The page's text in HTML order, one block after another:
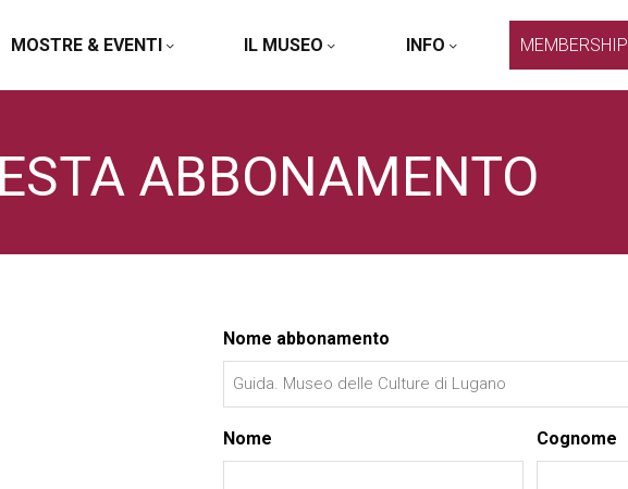
MOSTRE & EVENTI IL MUSEO INFO MEMBERSHIP
ABBONAMENTO
Nome abbonamento
Nome Cognome